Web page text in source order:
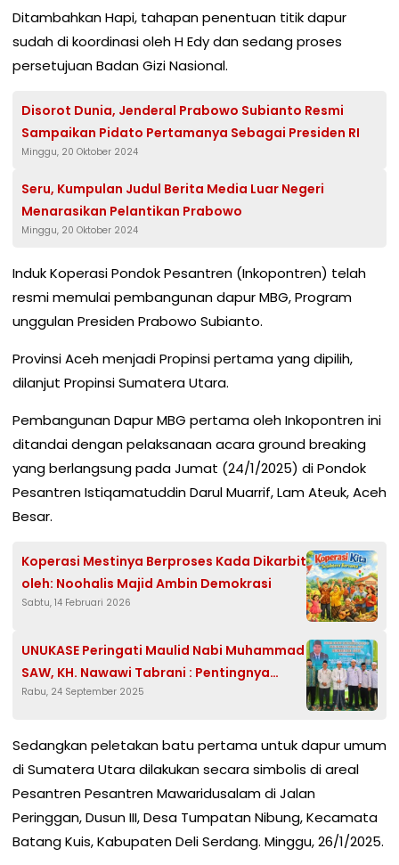
Ditambahkan Hapi, tahapan penentuan titik dapur
sudah di koordinasi oleh H Edy dan sedang proses
persetujuan Badan Gizi Nasional.
Disorot Dunia, Jenderal Prabowo Subianto Resmi
Sampaikan Pidato Pertamanya Sebagai Presiden RI
Minggu, 20 Oktober 2024
Seru, Kumpulan Judul Berita Media Luar Negeri
Menarasikan Pelantikan Prabowo
Minggu, 20 Oktober 2024
Induk Koperasi Pondok Pesantren (Inkopontren) telah
resmi memulai pembangunan dapur MBG, Program
unggulan Presiden Prabowo Subianto.
Provinsi Aceh menjadi Propinsi pertama yang dipilih,
dilanjut Propinsi Sumatera Utara.
Pembangunan Dapur MBG pertama oleh Inkopontren ini
ditandai dengan pelaksanaan acara ground breaking
yang berlangsung pada Jumat (24/1/2025) di Pondok
Pesantren Istiqamatuddin Darul Muarrif, Lam Ateuk, Aceh
Besar.
Koperasi Mestinya Berproses Kada Dikarbit
oleh: Noohalis Majid Ambin Demokrasi
Sabtu, 14 Februari 2026
UNUKASE Peringati Maulid Nabi Muhammad
SAW, KH. Nawawi Tabrani : Pentingnya
Silaturahmi
Rabu, 24 September 2025
Sedangkan peletakan batu pertama untuk dapur umum
di Sumatera Utara dilakukan secara simbolis di areal
Pesantren Pesantren Mawaridusalam di Jalan
Peringgan, Dusun III, Desa Tumpatan Nibung, Kecamata
Batang Kuis, Kabupaten Deli Serdang. Minggu, 26/1/2025.